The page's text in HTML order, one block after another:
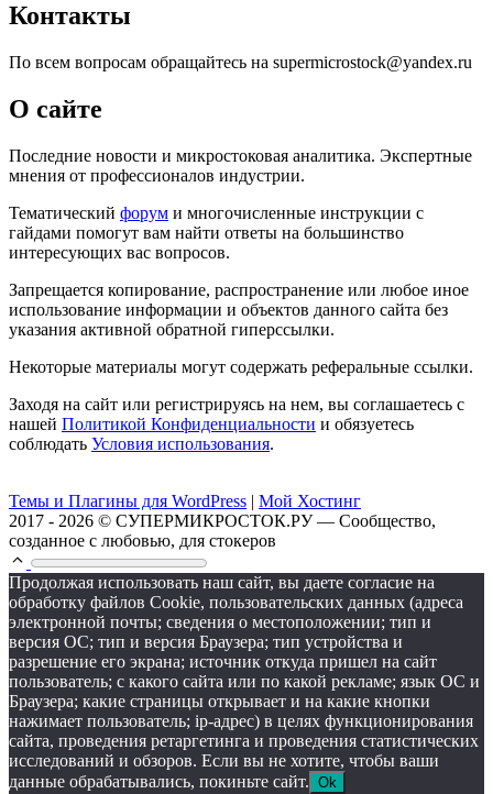
Контакты
По всем вопросам обращайтесь на supermicrostock@yandex.ru
О сайте
Последние новости и микростоковая аналитика. Экспертные
мнения от профессионалов индустрии.
Тематический форум и многочисленные инструкции с
гайдами помогут вам найти ответы на большинство
интересующих вас вопросов.
Запрещается копирование, распространение или любое иное
использование информации и объектов данного сайта без
указания активной обратной гиперссылки.
Некоторые материалы могут содержать реферальные ссылки.
Заходя на сайт или регистрируясь на нем, вы соглашаетесь с
нашей Политикой Конфиденциальности и обязуетесь
соблюдать Условия использования.
Темы и Плагины для WordPress | Мой Хостинг
2017 - 2026 © СУПЕРМИКРОСТОК.РУ — Сообщество,
созданное с любовью, для стокеров
Продолжая использовать наш сайт, вы даете согласие на
обработку файлов Cookie, пользовательских данных (адреса
электронной почты; сведения о местоположении; тип и
версия ОС; тип и версия Браузера; тип устройства и
разрешение его экрана; источник откуда пришел на сайт
пользователь; с какого сайта или по какой рекламе; язык ОС и
Браузера; какие страницы открывает и на какие кнопки
нажимает пользователь; ip-адрес) в целях функционирования
сайта, проведения ретаргетинга и проведения статистических
исследований и обзоров. Если вы не хотите, чтобы ваши
данные обрабатывались, покиньте сайт. Ok